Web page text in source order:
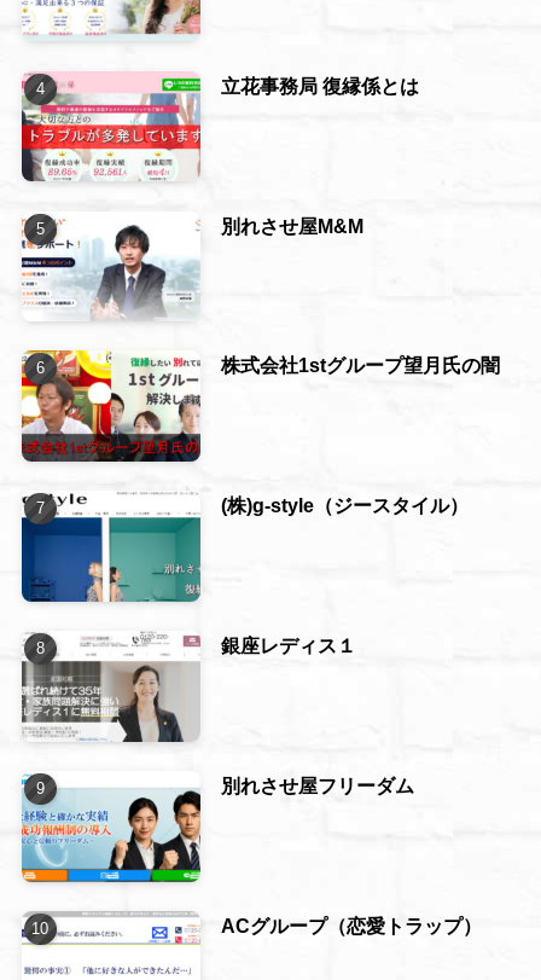
立花事務局 復縁係とは
別れさせ屋M&M
株式会社1stグループ望月氏の闇
(株)g-style（ジースタイル）
銀座レディス１
別れさせ屋フリーダム
ACグループ（恋愛トラップ）